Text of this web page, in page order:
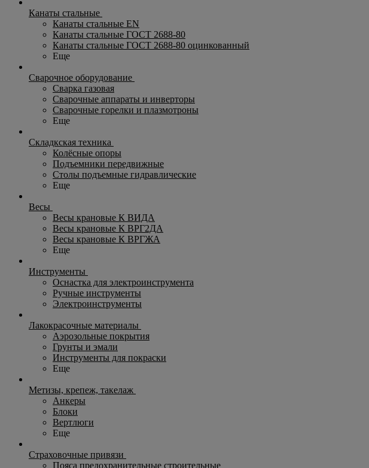
Канаты стальные
Канаты стальные EN
Канаты стальные ГОСТ 2688-80
Канаты стальные ГОСТ 2688-80 оцинкованный
Еще
Сварочное оборудование
Сварка газовая
Сварочные аппараты и инверторы
Сварочные горелки и плазмотроны
Еще
Складкская техника
Колёсные опоры
Подъемники передвижные
Столы подъемные гидравлические
Еще
Весы
Весы крановые К ВИДА
Весы крановые К ВРГ2ДА
Весы крановые К ВРГЖА
Еще
Инструменты
Оснастка для электроинструмента
Ручные инструменты
Электроинструменты
Лакокрасочные материалы
Аэрозольные покрытия
Грунты и эмали
Инструменты для покраски
Еще
Метизы, крепеж, такелаж
Анкеры
Блоки
Вертлюги
Еще
Страховочные привязи
Пояса предохранительные строительные